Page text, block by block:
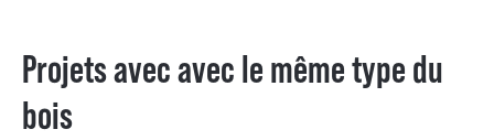
Projets avec avec le même type du
bois